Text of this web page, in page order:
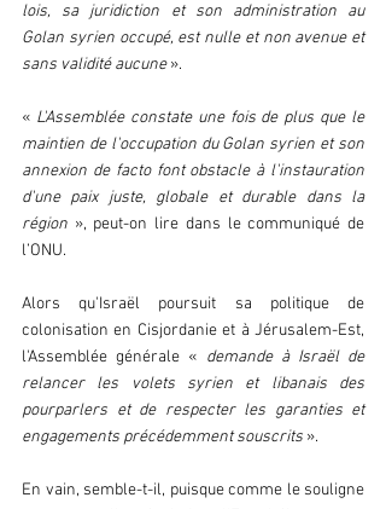
lois, sa juridiction et son administration au
Golan syrien occupé, est nulle et non avenue et
sans validité aucune ».
« L'Assemblée constate une fois de plus que le
maintien de l'occupation du Golan syrien et son
annexion de facto font obstacle à l'instauration
d'une paix juste, globale et durable dans la
région », peut-on lire dans le communiqué de
l’ONU.
Alors qu'Israël poursuit sa politique de
colonisation en Cisjordanie et à Jérusalem-Est,
l'Assemblée générale « demande à Israël de
relancer les volets syrien et libanais des
pourparlers et de respecter les garanties et
engagements précédemment souscrits ».
En vain, semble-t-il, puisque comme le souligne